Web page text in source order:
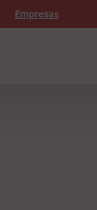
Empresas